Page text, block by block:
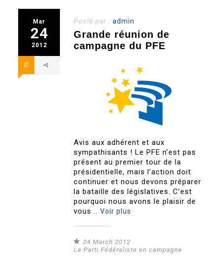
Mar
24
2012
0
Posté par :admin
Grande réunion de
campagne du PFE
Avis aux adhérent et aux
sympathisants ! Le PFE n’est pas
présent au premier tour de la
présidentielle, mais l’action doit
continuer et nous devons préparer
la bataille des législatives. C’est
pourquoi nous avons le plaisir de
vous ..Voir plus
24 March 2012
Le Parti Fédéraliste en campagne